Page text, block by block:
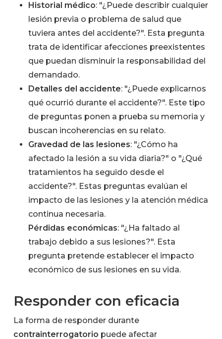
Historial médico: "¿Puede describir cualquier
lesión previa o problema de salud que
tuviera antes del accidente?". Esta pregunta
trata de identificar afecciones preexistentes
que puedan disminuir la responsabilidad del
demandado.
Detalles del accidente: "¿Puede explicarnos
qué ocurrió durante el accidente?". Este tipo
de preguntas ponen a prueba su memoria y
buscan incoherencias en su relato.
Gravedad de las lesiones: "¿Cómo ha
afectado la lesión a su vida diaria?" o "¿Qué
tratamientos ha seguido desde el
accidente?". Estas preguntas evalúan el
impacto de las lesiones y la atención médica
continua necesaria.
Pérdidas económicas: "¿Ha faltado al
trabajo debido a sus lesiones?". Esta
pregunta pretende establecer el impacto
económico de sus lesiones en su vida.
Responder con eficacia
La forma de responder durante
contrainterrogatorio puede afectar